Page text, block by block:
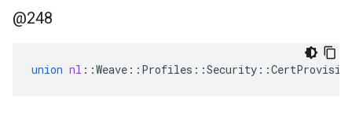
@248
union nl ::Weave :: Profiles ::Security ::